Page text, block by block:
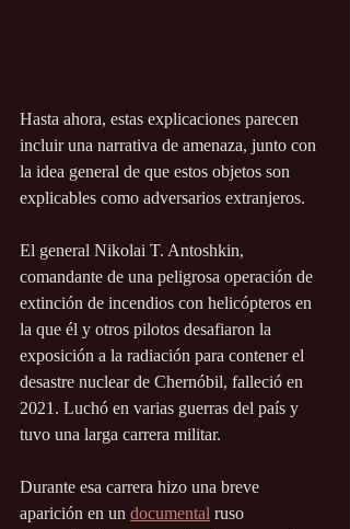
Hasta ahora, estas explicaciones parecen
incluir una narrativa de amenaza, junto con
la idea general de que estos objetos son
explicables como adversarios extranjeros.
El general Nikolai T. Antoshkin,
comandante de una peligrosa operación de
extinción de incendios con helicópteros en
la que él y otros pilotos desafiaron la
exposición a la radiación para contener el
desastre nuclear de Chernóbil, falleció en
2021. Luchó en varias guerras del país y
tuvo una larga carrera militar.
Durante esa carrera hizo una breve
aparición en un documental ruso